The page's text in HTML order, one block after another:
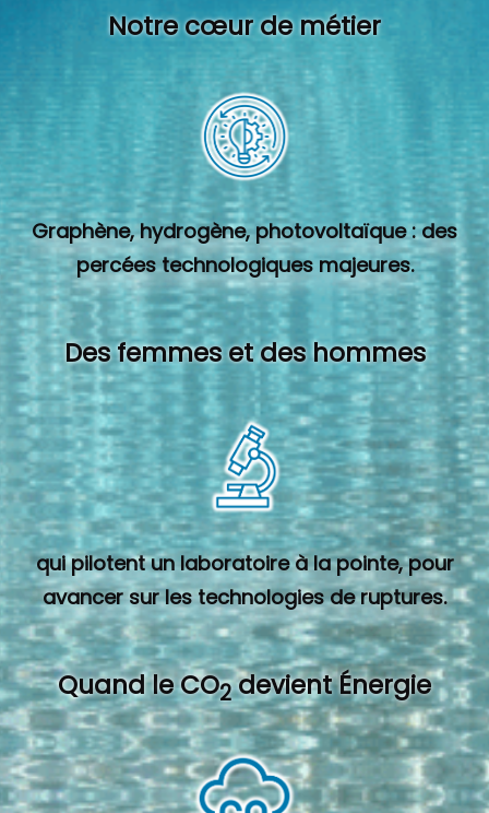
Notre cœur de métier
Graphène, hydrogène, photovoltaïque : des
percées technologiques majeures.
Des femmes et des hommes
qui pilotent un laboratoire à la pointe, pour
avancer sur les technologies de ruptures.
Quand le CO2devient Énergie